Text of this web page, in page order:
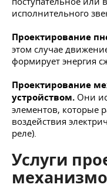
исполнительного
Проектирование
этом случае
формирует энергия
Проектирование
устройством. Они
элементов, которые
воздействия
реле).
Услуги